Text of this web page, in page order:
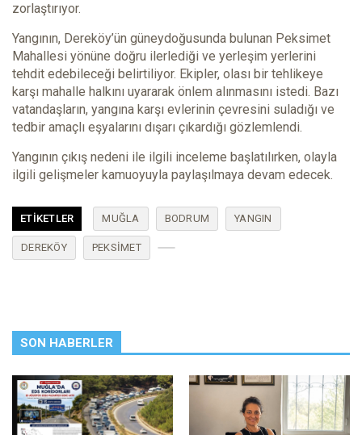
zorlaştırıyor.
Yangının, Dereköy’ün güneydoğusunda bulunan Peksimet
Mahallesi yönüne doğru ilerlediği ve yerleşim yerlerini
tehdit edebileceği belirtiliyor. Ekipler, olası bir tehlikeye
karşı mahalle halkını uyararak önlem alınmasını istedi. Bazı
vatandaşların, yangına karşı evlerinin çevresini suladığı ve
tedbir amaçlı eşyalarını dışarı çıkardığı gözlemlendi.
Yangının çıkış nedeni ile ilgili inceleme başlatılırken, olayla
ilgili gelişmeler kamuoyuyla paylaşılmaya devam edecek.
ETIKETLER MUĞLA BODRUM YANGIN
DEREKÖY PEKSIMET
SON HABERLER